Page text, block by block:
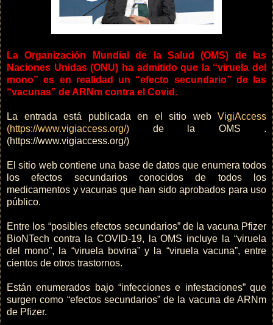
La Organización Mundial de la Salud (OMS) de las
Naciones Unidas (ONU) ha admitido que la “viruela del
mono” es en realidad un “efecto secundario” de las
“vacunas” de ARNm contra el Covid.
La entrada está publicada en el sitio web VigiAccess
(https://www.vigiaccess.org/) de la OMS .
(https://www.vigiaccess.org/)
El sitio web contiene una base de datos que enumera todos
los efectos secundarios conocidos de todos los
medicamentos y vacunas que han sido aprobados para uso
público.
Entre los “posibles efectos secundarios” de la vacuna Pfizer
BioNTech contra la COVID-19, la OMS incluye la “viruela
del mono”, la “viruela bovina” y la “viruela vacuna”, entre
cientos de otros trastornos.
Están enumerados bajo “infecciones e infestaciones” que
surgen como “efectos secundarios” de la vacuna de ARNm
de Pfizer.